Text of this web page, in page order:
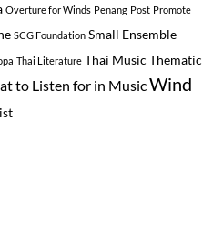
Overture for Winds Penang Post Promote
SCG Foundation Small Ensemble
Thai Literature Thai Music Thematic
to Listen for in MusicWind